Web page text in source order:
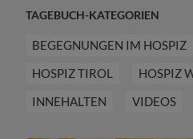
TAGEBUCH-KATEGORIEN
BEGEGNUNGEN IM HOSPIZ
HOSPIZ TIROL
HOSPIZ
INNEHALTEN
VIDEOS